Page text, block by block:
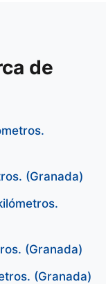
de
(Granada)
(Granada)
(Granada)